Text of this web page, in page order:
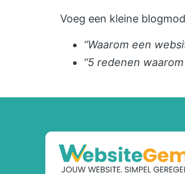
Voeg een kleine
“Waarom een
“5 redenen